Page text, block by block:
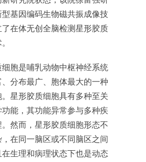
基因编码生物磁共振成像技
在体无创全脑检测星形胶质
是哺乳动物中枢神经系统
分布最广、胞体最大的一种
星形胶质细胞具有多种至关
能，其功能异常参与多种疾
然而，星形胶质细胞形态不
在同一脑区或不同脑区之间
生理和病理状态下也是动态